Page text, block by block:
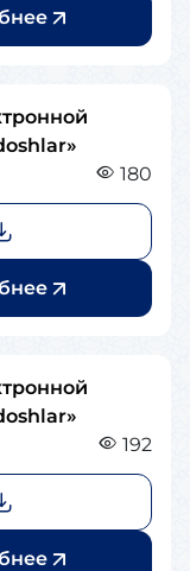
180
192